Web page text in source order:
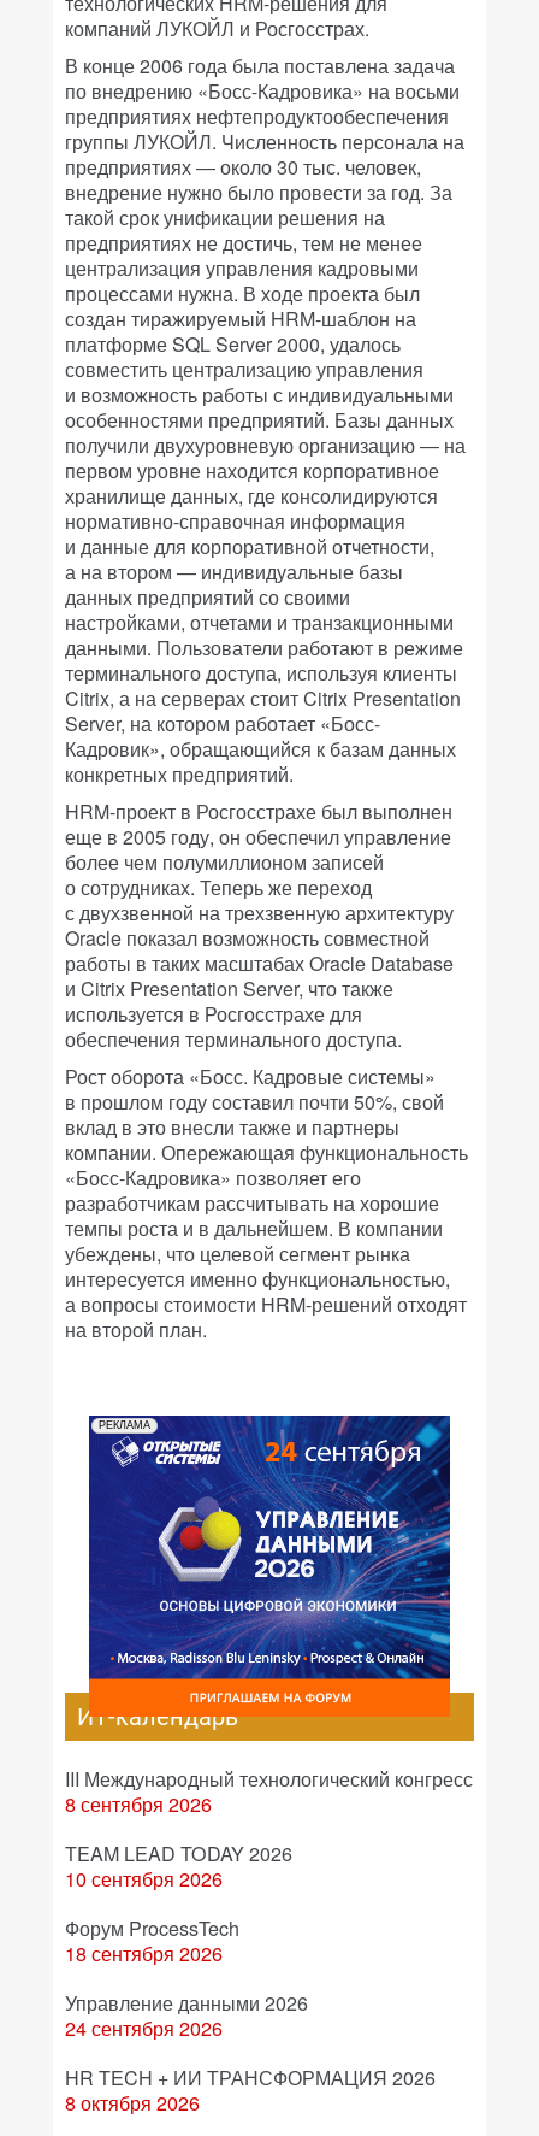
компаний ЛУКОЙЛ и Росгосстрах.
В конце 2006 года была поставлена задача
по внедрению «Босс-Кадровика» на восьми
предприятиях нефтепродуктообеспечения
группы ЛУКОЙЛ. Численность персонала на
предприятиях — около 30 тыс. человек,
внедрение нужно было провести за год. За
такой срок унификации решения на
предприятиях не достичь, тем не менее
централизация управления кадровыми
процессами нужна. В ходе проекта был
создан тиражируемый HRM-шаблон на
платформе SQL Server 2000, удалось
совместить централизацию управления
и возможность работы с индивидуальными
особенностями предприятий. Базы данных
получили двухуровневую организацию — на
первом уровне находится корпоративное
хранилище данных, где консолидируются
нормативно-справочная информация
и данные для корпоративной отчетности,
а на втором — индивидуальные базы
данных предприятий со своими
настройками, отчетами и транзакционными
данными. Пользователи работают в режиме
терминального доступа, используя клиенты
Citrix, а на серверах стоит Citrix Presentation
Server, на котором работает «Босс-
Кадровик», обращающийся к базам данных
конкретных предприятий.
HRM-проект в Росгосстрахе был выполнен
еще в 2005 году, он обеспечил управление
более чем полумиллионом записей
о сотрудниках. Теперь же переход
с двухзвенной на трехзвенную архитектуру
Oracle показал возможность совместной
работы в таких масштабах Oracle Database
и Citrix Presentation Server, что также
используется в Росгосстрахе для
обеспечения терминального доступа.
Рост оборота «Босс. Кадровые системы»
в прошлом году составил почти 50%, свой
вклад в это внесли также и партнеры
компании. Опережающая функциональность
«Босс-Кадровика» позволяет его
разработчикам рассчитывать на хорошие
темпы роста и в дальнейшем. В компании
убеждены, что целевой сегмент рынка
интересуется именно функциональностью,
а вопросы стоимости HRM-решений отходят
на второй план.
РЕКЛАМА
ИТ-календарь
III Международный технологический конгресс
8 сентября 2026
TEAM LEAD TODAY 2026
10 сентября 2026
Форум ProcessTech
18 сентября 2026
Управление данными 2026
24 сентября 2026
HR TECH + ИИ ТРАНСФОРМАЦИЯ 2026
8 октября 2026